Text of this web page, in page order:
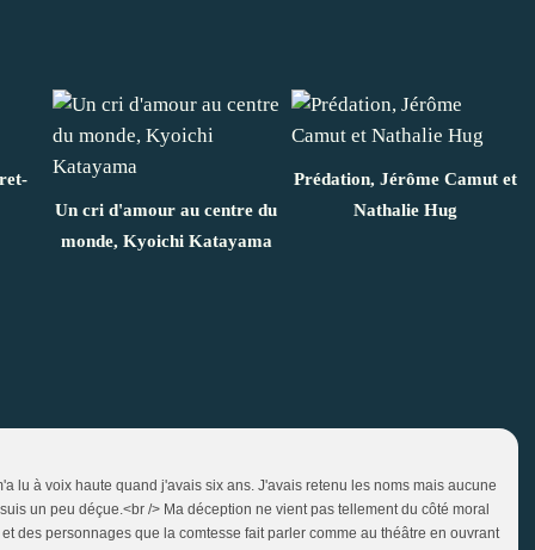
Un cri d'amour au centre du
monde, Kyoichi Katayama
Prédation, Jérôme Camut et
Nathalie Hug
lu à voix haute quand j'avais six ans. J'avais retenu les noms mais aucune
un peu déçue.<br /> Ma déception ne vient pas tellement du côté moral
des personnages que la comtesse fait parler comme au théâtre en ouvrant